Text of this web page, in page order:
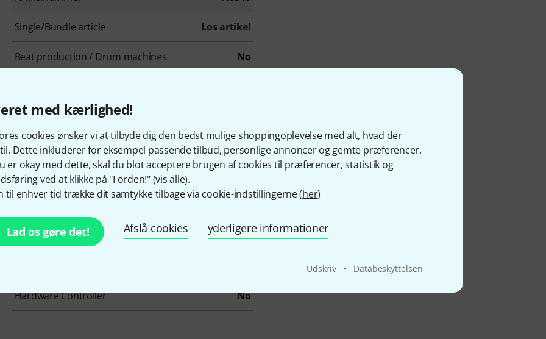
med kærlighed!
cookies ønsker vi at tilbyde dig den bedst mulige shoppingoplevelse med alt, hvad der
Dette inkluderer for eksempel passende tilbud, personlige annoncer og gemte præferencer.
er okay med dette, skal du blot acceptere brugen af cookies til præferencer, statistik og
ved at klikke på "I orden!" (vis alle).
til enhver tid trække dit samtykke tilbage via cookie-indstillingerne (her)
Lad os gøre det! Afslå cookies yderligere informationer
Udskriv · Databeskyttelsen
Single/Bundle article Los artikel
Beat production / Drum machines No
Drums / Percussion
Ethno / Folk No
Loops/Construction-Kits
Sampler No
Hardware Controller No